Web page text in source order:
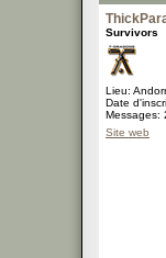
Survivors
Lieu:
Date
Messages:
Site web